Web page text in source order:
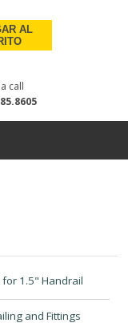
AL
call
1.5" Handrail
and Fittings